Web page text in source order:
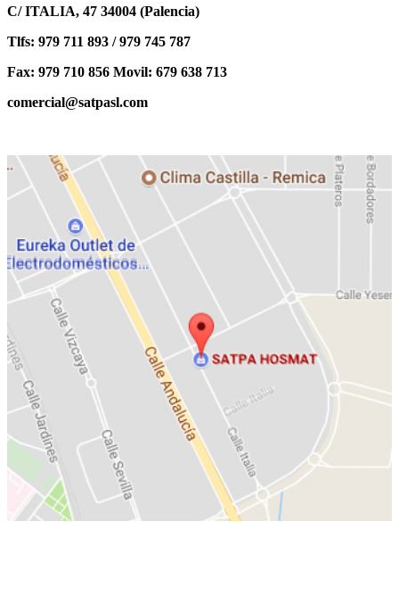
C/ ITALIA, 47 34004 (Palencia)
Tlfs: 979 711 893 / 979 745 787
Fax: 979 710 856 Movil: 679 638 713
comercial@satpasl.com